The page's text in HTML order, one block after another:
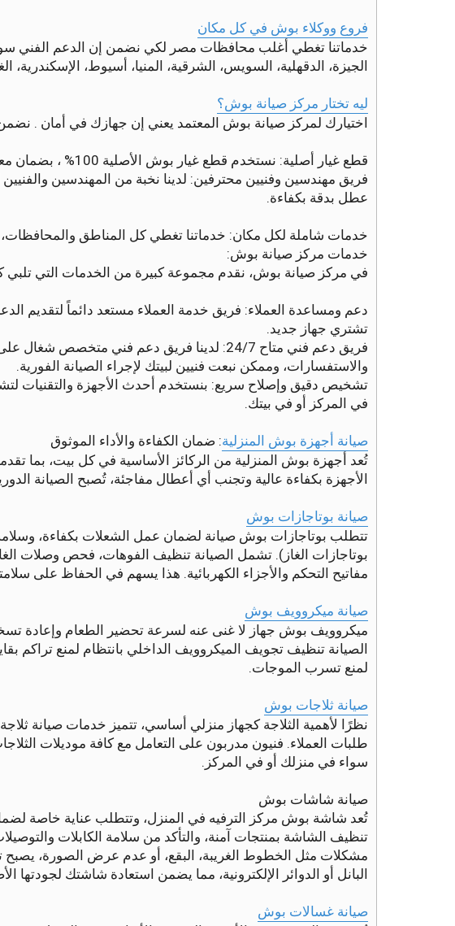
فروع ووكلاء بوش في كل مكان
خدماتنا تغطي أغلب محافظات مصر لكي نضمن إن الدعم الفني
الجيزة، الدقهلية، السويس، الشرقية، المنيا، أسيوط، الإسكندرية،
ليه تختار مركز صيانة بوش؟
اختيارك لمركز صيانة بوش المعتمد يعني إن جهازك في أمان .
قطع غيار أصلية: نستخدم قطع غيار بوش الأصلية 100% ، بضمان معتمد، لكي تضمن إن جهازك سوف يعمل بأحسن أداء ولفترة أطول.
فريق مهندسين وفنيين محترفين: لدينا نخبة من المهندسين
عطل بدقة بكفاءة.
خدمات شاملة لكل مكان: خدماتنا تغطي كل المناطق
خدمات مركز صيانة بوش:
في مركز صيانة بوش، نقدم مجموعة كبيرة من الخدمات التي تلبي
دعم ومساعدة العملاء: فريق خدمة العملاء مستعد دائماً لتقديم
تشتري جهاز جديد.
فريق دعم فني متاح 24/7: لدينا فريق دعم فني
والاستفسارات، وممكن نبعت فنيين لبيتك لإجراء الصيانة الفورية.
تشخيص دقيق وإصلاح سريع: بنستخدم أحدث الأجهزة والتقنيات
في المركز أو في بيتك.
صيانة أجهزة بوش المنزلية: ضمان الكفاءة والأداء الموثوق
تُعد أجهزة بوش المنزلية من الركائز الأساسية في كل بيت، بما
الأجهزة بكفاءة عالية وتجنب أي أعطال مفاجئة، تُصبح الصيانة
صيانة بوتاجازات بوش
تتطلب بوتاجازات بوش صيانة لضمان عمل الشعلات بكفاءة،
بوتاجازات الغاز). تشمل الصيانة تنظيف الفوهات، فحص وصلات
مفاتيح التحكم والأجزاء الكهربائية. هذا يسهم في الحفاظ على
صيانة ميكروويف بوش
ميكروويف بوش جهاز لا غنى عنه لسرعة تحضير الطعام وإعادة
الصيانة تنظيف تجويف الميكروويف الداخلي بانتظام لمنع تراكم
لمنع تسرب الموجات.
صيانة ثلاجات بوش
نظرًا لأهمية الثلاجة كجهاز منزلي أساسي، تتميز خدمات صيانة
طلبات العملاء. فنيون مدربون على التعامل مع كافة موديلات
سواء في منزلك أو في المركز.
صيانة شاشات بوش
تُعد شاشة بوش مركز الترفيه في المنزل، وتتطلب عناية خاصة
تنظيف الشاشة بمنتجات آمنة، والتأكد من سلامة الكابلات
مشكلات مثل الخطوط الغريبة، البقع، أو عدم عرض الصورة،
البانل أو الدوائر الإلكترونية، مما يضمن استعادة شاشتك لجودتها
صيانة غسالات بوش